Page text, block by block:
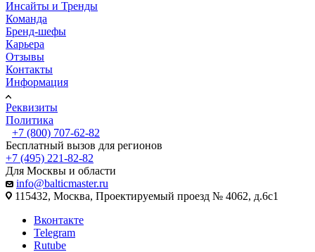
Инсайты и Тренды
Команда
Бренд-шефы
Карьера
Отзывы
Контакты
Информация
Реквизиты
Политика
+7 (800) 707-62-82
Бесплатный вызов для регионов
+7 (495) 221-82-82
Для Москвы и области
info@balticmaster.ru
115432, Москва, Проектируемый проезд № 4062, д.6с1
Вконтакте
Telegram
Rutube